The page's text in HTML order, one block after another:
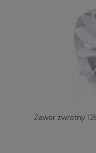
Zawór zwrotny